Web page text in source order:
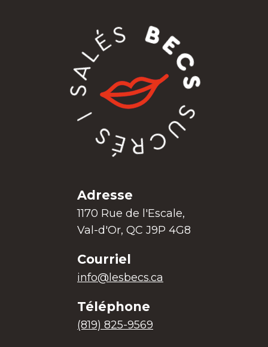
Adresse
1170 Rue de l'Escale,
Val-d'Or, QC J9P 4G8
Courriel
info@lesbecs.ca
Téléphone
(819) 825-9569